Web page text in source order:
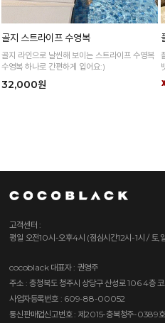
골지 스트라이프 수영복
골지 라인으로 날씬해 보이는 스트라이프 수영복
수영복 하나로 간편하게 입어요:)
32,000원
고객센터 :
평일 오전10시-오후4시 (점심시간12시-1시 / 토,
cocoblack대표자 : 권영주
주소 : 충청북도 청주시 상당구 산성로 106 4층
사업자등록번호 : 609-88-00052
통신판매업신고번호 : 제2015-충북청주-0389호